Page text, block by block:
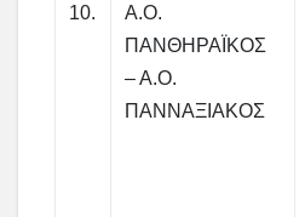
10.
Α.Ο.
ΠΑΝΘΗΡΑΪΚΟΣ
– Α.Ο.
ΠΑΝΝΑΞΙΑΚΟΣ